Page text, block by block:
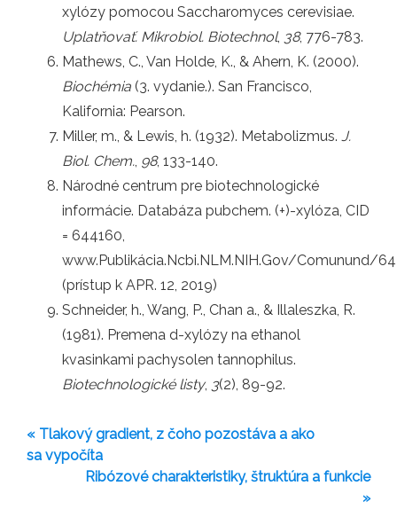
xylózy pomocou Saccharomyces cerevisiae.
Uplatňovať. Mikrobiol. Biotechnol, 38, 776-783.
Mathews, C., Van Holde, K., & Ahern, K. (2000).
Biochémia (3. vydanie.). San Francisco,
Kalifornia: Pearson.
Miller, m., & Lewis, h. (1932). Metabolizmus. J.
Biol. Chem., 98, 133-140.
Národné centrum pre biotechnologické
informácie. Databáza pubchem. (+)-xylóza, CID
= 644160,
www.Publikácia.Ncbi.NLM.NIH.Gov/Comunund/
(prístup k APR. 12, 2019)
Schneider, h., Wang, P., Chan a., & Illaleszka, R.
(1981). Premena d-xylózy na ethanol
kvasinkami pachysolen tannophilus.
Biotechnologické listy, 3(2), 89-92.
« Tlakový gradient, z čoho pozostáva a ako
sa vypočíta
Ribózové charakteristiky, štruktúra a funkcie
»